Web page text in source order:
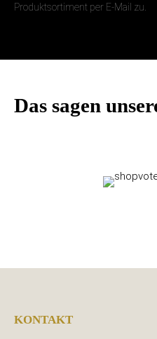
Produktsortiment per E-Mail zu.
Das sagen
KONTAKT